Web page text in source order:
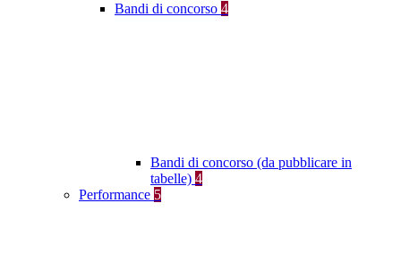
Bandi di concorso 4
Bandi di concorso (da pubblicare in
tabelle) 4
Performance 5